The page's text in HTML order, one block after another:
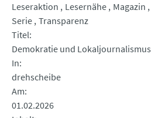
Leseraktion
Lesernähe Magazin
Serie Transparenz
Titel
Demokratie und Lokaljournalismus
In
drehscheibe
Am
01.02.2026